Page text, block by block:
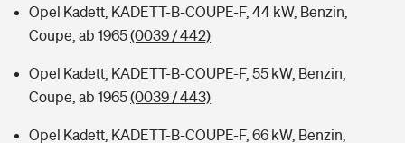
Opel Kadett, KADETT-B-COUPE-F, 44 kW, Benzin,
Coupe, ab 1965(0039 / 442)
Opel Kadett, KADETT-B-COUPE-F, 55 kW, Benzin,
Coupe, ab 1965(0039 / 443)
Opel Kadett, KADETT-B-COUPE-F, 66 kW, Benzin,